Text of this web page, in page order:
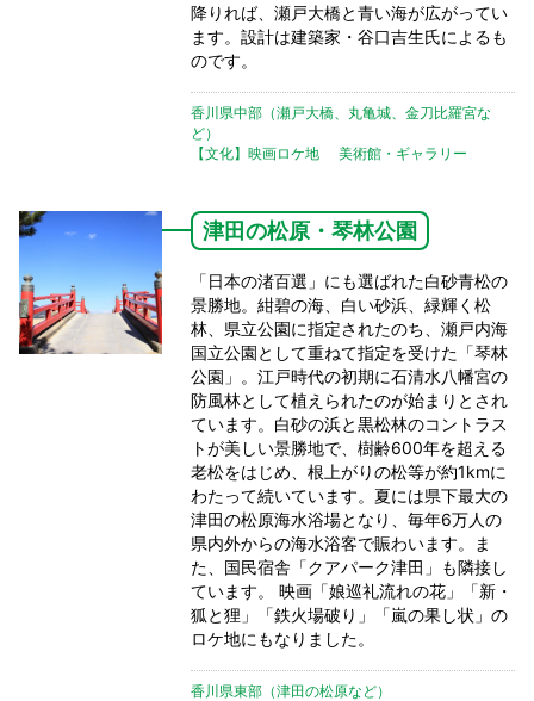
降りれば、瀬戸大橋と青い海が広がってい
ます。設計は建築家・谷口吉生氏によるも
のです。
香川県中部（瀬戸大橋、丸亀城、金刀比羅宮な
ど）
【文化】映画ロケ地
美術館・ギャラリー
津田の松原・琴林公園
「日本の渚百選」にも選ばれた白砂青松の
景勝地。紺碧の海、白い砂浜、緑輝く松
林、県立公園に指定されたのち、瀬戸内海
国立公園として重ねて指定を受けた「琴林
公園」。江戸時代の初期に石清水八幡宮の
防風林として植えられたのが始まりとされ
ています。白砂の浜と黒松林のコントラス
トが美しい景勝地で、樹齢600年を超える
老松をはじめ、根上がりの松等が約1kmに
わたって続いています。夏には県下最大の
津田の松原海水浴場となり、毎年6万人の
県内外からの海水浴客で賑わいます。ま
た、国民宿舎「クアパーク津田」も隣接し
ています。 映画「娘巡礼流れの花」「新・
狐と狸」「鉄火場破り」「嵐の果し状」の
ロケ地にもなりました。
香川県東部（津田の松原など）